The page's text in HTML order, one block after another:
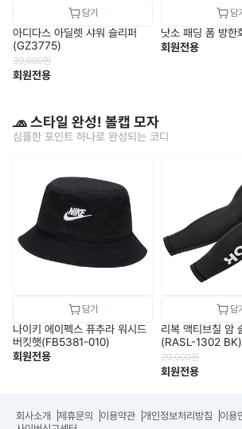
아디다스 아딜렛 샤워 슬리퍼
(GZ3775)
39,000원
회원전용
낫소 패딩 폼 방한
회원전용
🧢 스타일 완성! 볼캡 모자
심플한 포인트 하나로 완성되는 코디
나이키 에이펙스 퓨추라 워시드
버킷햇(FB5381-010)
회원전용
리복 액티브칠 암
(RASL-1302 BK)
29,000원
회원전용
회사소개 제휴문의 이용약관 개인정보처리방침 이용